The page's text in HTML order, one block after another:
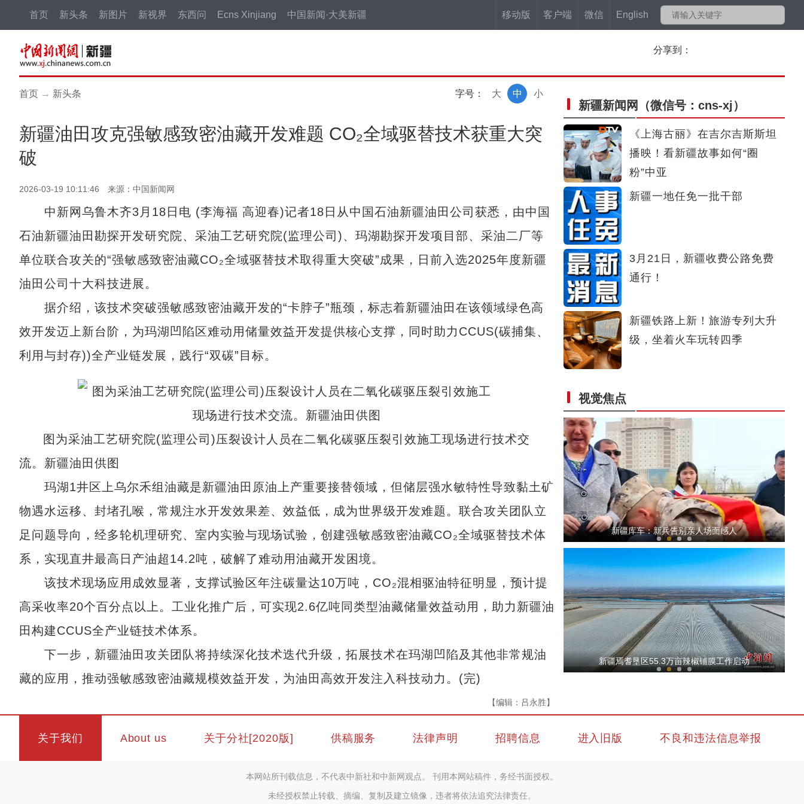
移动版 客户端 微信 English
首页 新头条 新图片 新视界 东西问 Ecns Xinjiang 中国新闻·大美新疆
分享到：
首页 → 新头条 字号： 小
中
大
新疆油田攻克强敏感致密油藏开发难题 CO₂全域驱替技术获重大突
破
2026-03-19 10:11:46 来源：中国新闻网
中新网乌鲁木齐3月18日电 (李海福 高迎春)记者18日从中国石油新疆油田公司获悉，由中国
石油新疆油田勘探开发研究院、采油工艺研究院(监理公司)、玛湖勘探开发项目部、采油二厂等
单位联合攻关的“强敏感致密油藏CO₂全域驱替技术取得重大突破”成果，日前入选2025年度新疆
油田公司十大科技进展。
据介绍，该技术突破强敏感致密油藏开发的“卡脖子”瓶颈，标志着新疆油田在该领域绿色高
效开发迈上新台阶，为玛湖凹陷区难动用储量效益开发提供核心支撑，同时助力CCUS(碳捕集、
利用与封存))全产业链发展，践行“双碳”目标。
图为采油工艺研究院(监理公司)压裂设计人员在二氧化碳驱压裂引效施工现场进行技术交
流。新疆油田供图
玛湖1井区上乌尔禾组油藏是新疆油田原油上产重要接替领域，但储层强水敏特性导致黏土矿
物遇水运移、封堵孔喉，常规注水开发效果差、效益低，成为世界级开发难题。联合攻关团队立
足问题导向，经多轮机理研究、室内实验与现场试验，创建强敏感致密油藏CO₂全域驱替技术体
系，实现直井最高日产油超14.2吨，破解了难动用油藏开发困境。
该技术现场应用成效显著，支撑试验区年注碳量达10万吨，CO₂混相驱油特征明显，预计提
高采收率20个百分点以上。工业化推广后，可实现2.6亿吨同类型油藏储量效益动用，助力新疆油
田构建CCUS全产业链技术体系。
下一步，新疆油田攻关团队将持续深化技术迭代升级，拓展技术在玛湖凹陷及其他非常规油
藏的应用，推动强敏感致密油藏规模效益开发，为油田高效开发注入科技动力。(完)
【编辑：吕永胜】
新疆新闻网 （微信号：cns-xj）
《上海古丽》在吉尔吉斯斯坦
播映！看新疆故事如何“圈
粉”中亚
新疆一地任免一批干部
3月21日，新疆收费公路免费
通行！
新疆铁路上新！旅游专列大升
级，坐着火车玩转四季
视觉焦点
新疆：实拍狼群围猎野牦牛震撼画面
新疆于田县：林间套种构建立体生态种植模式
新疆库车：新兵告别亲人场面感人
新疆昌吉州珍稀古树挂上“平安盾”
新疆焉耆垦区55.3万亩辣椒铺膜工作启动
关于我们 About us 关于分社[2020版] 供稿服务 法律声明 招聘信息 进入旧版 不良和违法信息举报
本网站所刊载信息，不代表中新社和中新网观点。 刊用本网站稿件，务经书面授权。
未经授权禁止转载、摘编、复制及建立镜像，违者将依法追究法律责任。